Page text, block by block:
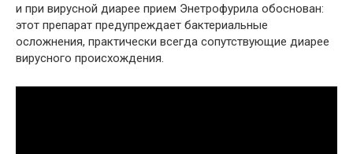
и при вирусной диарее прием Энетрофурила обоснован:
этот препарат предупреждает бактериальные
осложнения, практически всегда сопутствующие диарее
вирусного происхождения.